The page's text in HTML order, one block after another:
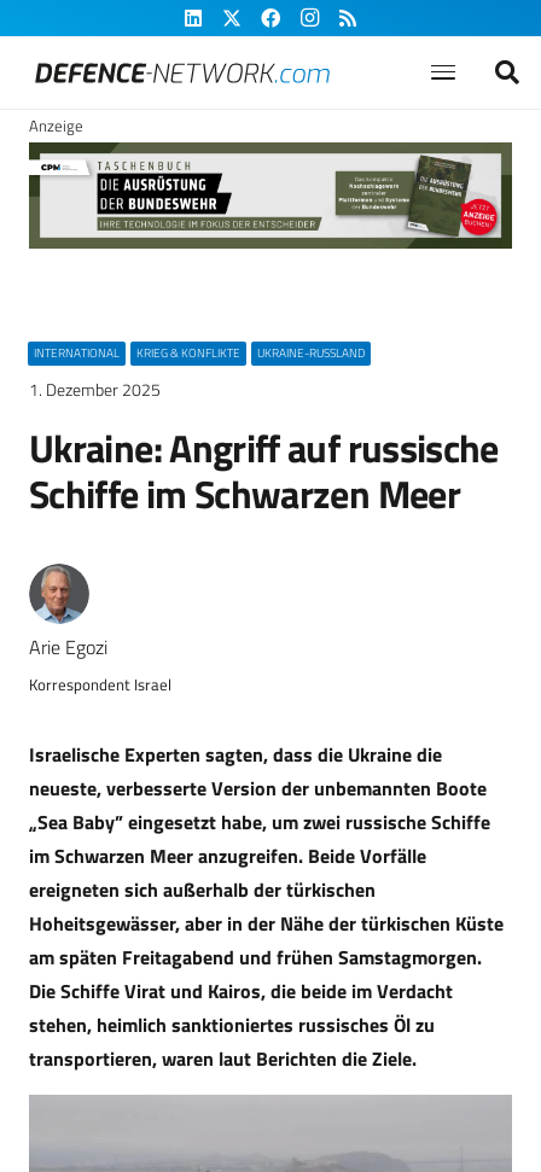
Anzeige
INTERNATIONAL KRIEG & KONFLIKTE UKRAINE-RUSSLAND
1. Dezember 2025
Ukraine: Angriff auf russische
Schiffe im Schwarzen Meer
Arie Egozi
Korrespondent Israel
Israelische Experten sagten, dass die Ukraine die
neueste, verbesserte Version der unbemannten Boote
„Sea Baby” eingesetzt habe, um zwei russische Schiffe
im Schwarzen Meer anzugreifen. Beide Vorfälle
ereigneten sich außerhalb der türkischen
Hoheitsgewässer, aber in der Nähe der türkischen Küste
am späten Freitagabend und frühen Samstagmorgen.
Die Schiffe Virat und Kairos, die beide im Verdacht
stehen, heimlich sanktioniertes russisches Öl zu
transportieren, waren laut Berichten die Ziele.